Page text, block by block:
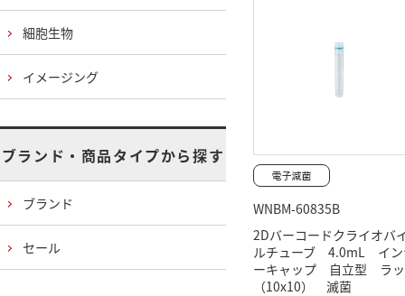
WNBM-60835B
2Dバーコードクライオバ
ルチューブ 4.0mL イン
ーキャップ 自立型 ラ
（10x10） 滅菌
細胞生物
イメージング
ブランド・商品タイプから探す
ブランド
セール